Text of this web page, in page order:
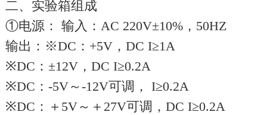
二、实验箱组成
①电源： 输入：AC 220V±10%，50HZ
输出：※DC：+5V，DC I≥1A
※DC：±12V，DC I≥0.2A
※DC：-5V～-12V可调， I≥0.2A
※DC：＋5V～＋27V可调，DC I≥0.2A